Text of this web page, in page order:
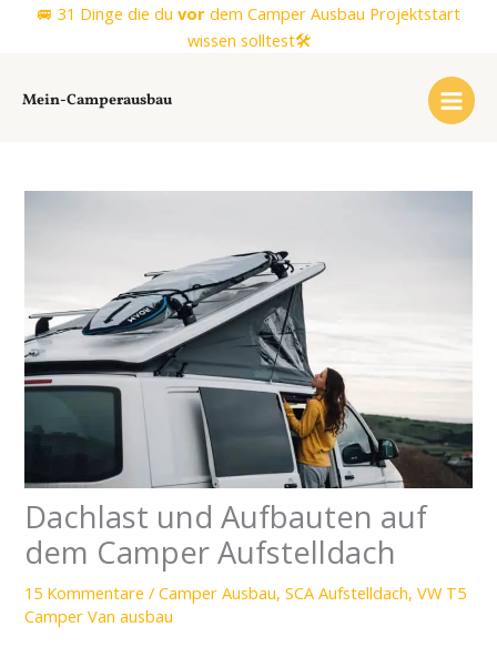
🚐 31 Dinge die du vor dem Camper Ausbau Projektstart
wissen solltest🛠️
Mein-Camperausbau
Dachlast und Aufbauten auf
dem Camper Aufstelldach
15 Kommentare /Camper Ausbau,SCA Aufstelldach,VW T5
Camper Van ausbau